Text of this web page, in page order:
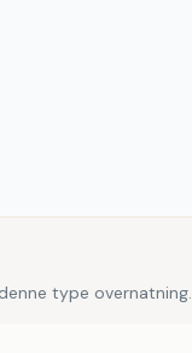
type overnatning.